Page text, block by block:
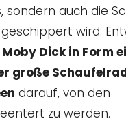
sondern auch die
wird:
Moby Dick in Form
große
darauf, von den
zu werden.